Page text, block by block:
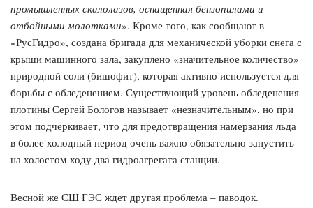
промышленных скалолазов, оснащенная бензопилами и
отбойными молотками». Кроме того, как сообщают в
«РусГидро», создана бригада для механической уборки снега с
крыши машинного зала, закуплено «значительное количество»
природной соли (бишофит), которая активно используется для
борьбы с обледенением. Существующий уровень обледенения
плотины Сергей Бологов называет «незначительным», но при
этом подчеркивает, что для предотвращения намерзания льда
в более холодный период очень важно обязательно запустить
на холостом ходу два гидроагрегата станции.
Весной же СШ ГЭС ждет другая проблема – паводок.